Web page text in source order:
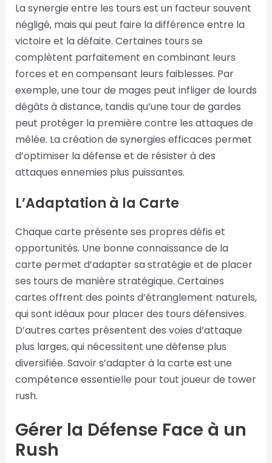
La synergie entre les tours est un facteur souvent
négligé, mais qui peut faire la différence entre la
victoire et la défaite. Certaines tours se
complètent parfaitement en combinant leurs
forces et en compensant leurs faiblesses. Par
exemple, une tour de mages peut infliger de lourds
dégâts à distance, tandis qu’une tour de gardes
peut protéger la première contre les attaques de
mêlée. La création de synergies efficaces permet
d’optimiser la défense et de résister à des
attaques ennemies plus puissantes.
L’Adaptation à la Carte
Chaque carte présente ses propres défis et
opportunités. Une bonne connaissance de la
carte permet d’adapter sa stratégie et de placer
ses tours de manière stratégique. Certaines
cartes offrent des points d’étranglement naturels,
qui sont idéaux pour placer des tours défensives.
D’autres cartes présentent des voies d’attaque
plus larges, qui nécessitent une défense plus
diversifiée. Savoir s’adapter à la carte est une
compétence essentielle pour tout joueur de tower
rush.
Gérer la Défense Face à un
Rush